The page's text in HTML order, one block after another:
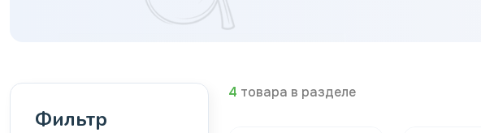
Фильтр
4 товара в разделе